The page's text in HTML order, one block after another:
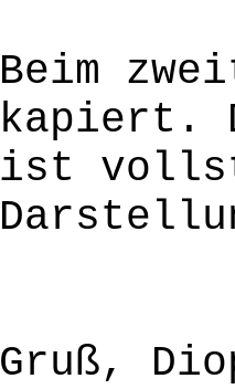
Beim
kapiert.
ist
Gruß,